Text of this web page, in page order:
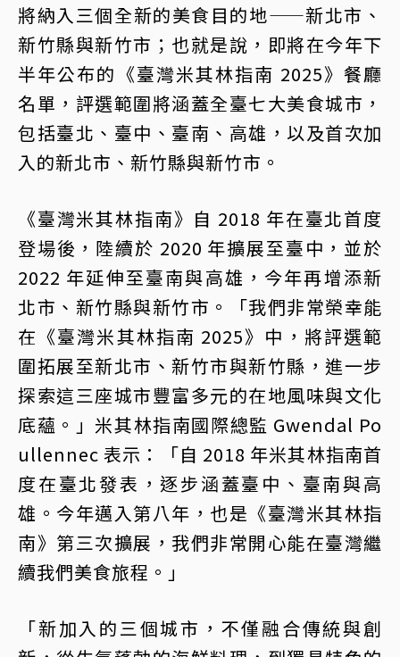
將納入三個全新的美食目的地——新北市、
新竹縣與新竹市；也就是說，即將在今年下
半年公布的《臺灣米其林指南 2025》餐廳
名單，評選範圍將涵蓋全臺七大美食城市，
包括臺北、臺中、臺南、高雄，以及首次加
入的新北市、新竹縣與新竹市。
《臺灣米其林指南》自 2018 年在臺北首度
登場後，陸續於 2020 年擴展至臺中，並於
2022 年延伸至臺南與高雄，今年再增添新
北市、新竹縣與新竹市。「我們非常榮幸能
在《臺灣米其林指南 2025》中，將評選範
圍拓展至新北市、新竹市與新竹縣，進一步
探索這三座城市豐富多元的在地風味與文化
底蘊。」米其林指南國際總監 Gwendal Po
ullennec 表示：「自 2018 年米其林指南首
度在臺北發表，逐步涵蓋臺中、臺南與高
雄。今年邁入第八年，也是《臺灣米其林指
南》第三次擴展，我們非常開心能在臺灣繼
續我們美食旅程。」
「新加入的三個城市，不僅融合傳統與創